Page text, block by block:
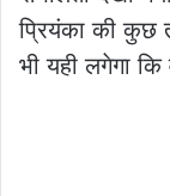
प्रियंका की
भी यही लगेगा